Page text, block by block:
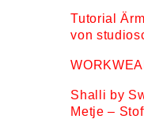
Tutorial
von
Shalli by
Metje –